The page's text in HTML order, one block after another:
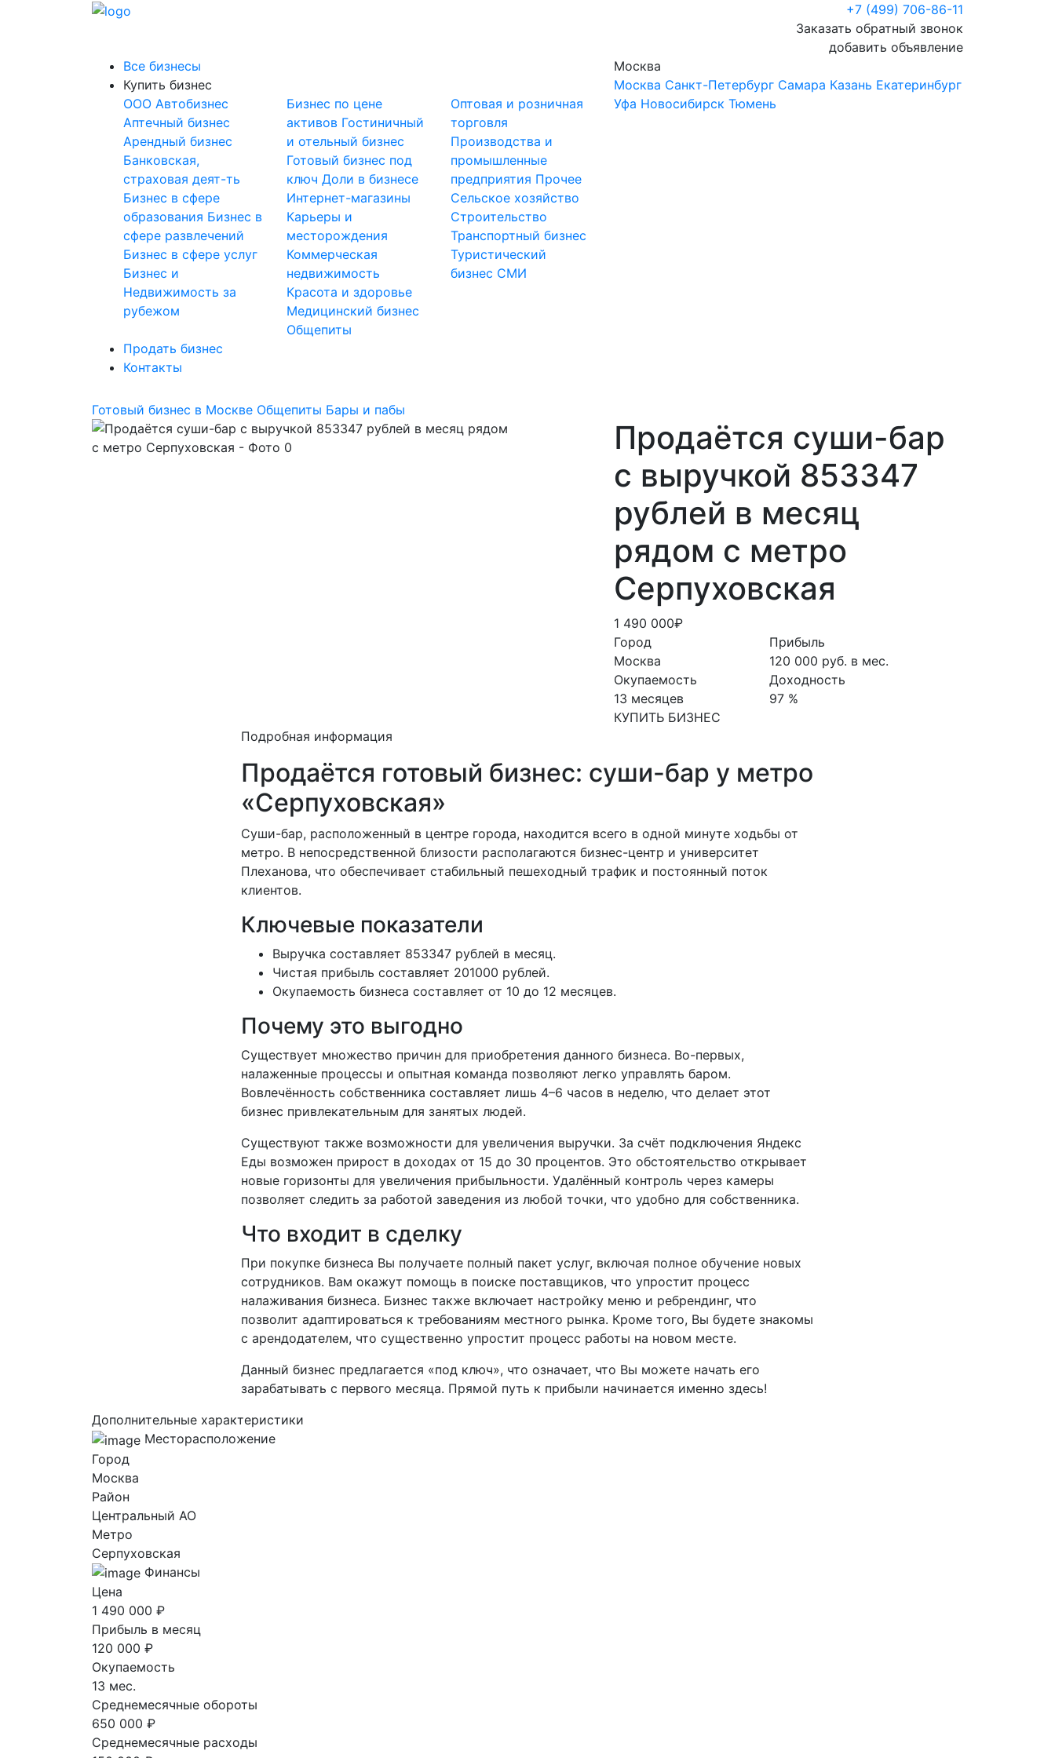
+7 (499) 706-86-11
Заказать обратный звонок
добавить объявление
Все бизнесы
Купить бизнес
OOO Автобизнес
Аптечный бизнес
Арендный бизнес
Банковская,
страховая деят-ть
Бизнес в сфере
образования Бизнес в
сфере развлечений
Бизнес в сфере услуг
Бизнес и
Недвижимость за
рубежом
Бизнес по цене
активов Гостиничный
и отельный бизнес
Готовый бизнес под
ключДоли в бизнесе
Интернет-магазины
Карьеры и
месторождения
Коммерческая
недвижимость
Красота и здоровье
Медицинский бизнес
Общепиты
Оптовая и розничная
торговля
Производства и
промышленные
предприятия Прочее
Сельское хозяйство
Строительство
Транспортный бизнес
Туристический
бизнес СМИ
Продать бизнес
Контакты
Москва
Москва Санкт-Петербург Самара Казань Екатеринбург
Уфа Новосибирск Тюмень
Готовый бизнес в Москве Общепиты Бары и пабы
Продаётся суши-бар
с выручкой 853347
рублей в месяц
рядом с метро
Серпуховская
1 490 000₽
Город
Москва
Окупаемость
13 месяцев
КУПИТЬ БИЗНЕС
Прибыль
120 000 руб. в мес.
Доходность
97 %
Подробная информация
Продаётся готовый бизнес: суши-бар у метро
«Серпуховская»
Суши-бар, расположенный в центре города, находится всего в одной минуте ходьбы от
метро. В непосредственной близости располагаются бизнес-центр и университет
Плеханова, что обеспечивает стабильный пешеходный трафик и постоянный поток
клиентов.
Ключевые показатели
Выручка составляет 853347 рублей в месяц.
Чистая прибыль составляет 201000 рублей.
Окупаемость бизнеса составляет от 10 до 12 месяцев.
Почему это выгодно
Существует множество причин для приобретения данного бизнеса. Во-первых,
налаженные процессы и опытная команда позволяют легко управлять баром.
Вовлечённость собственника составляет лишь 4–6 часов в неделю, что делает этот
бизнес привлекательным для занятых людей.
Существуют также возможности для увеличения выручки. За счёт подключения Яндекс
Еды возможен прирост в доходах от 15 до 30 процентов. Это обстоятельство открывает
новые горизонты для увеличения прибыльности. Удалённый контроль через камеры
позволяет следить за работой заведения из любой точки, что удобно для собственника.
Что входит в сделку
При покупке бизнеса Вы получаете полный пакет услуг, включая полное обучение новых
сотрудников. Вам окажут помощь в поиске поставщиков, что упростит процесс
налаживания бизнеса. Бизнес также включает настройку меню и ребрендинг, что
позволит адаптироваться к требованиям местного рынка. Кроме того, Вы будете знакомы
с арендодателем, что существенно упростит процесс работы на новом месте.
Данный бизнес предлагается «под ключ», что означает, что Вы можете начать его
зарабатывать с первого месяца. Прямой путь к прибыли начинается именно здесь!
Дополнительные характеристики
Месторасположение
Город
Москва
Район
Центральный AO
Метро
Серпуховская
Финансы
Цена
1 490 000 ₽
Прибыль в месяц
120 000 ₽
Окупаемость
13 мес.
Среднемесячные обороты
650 000 ₽
Среднемесячные расходы